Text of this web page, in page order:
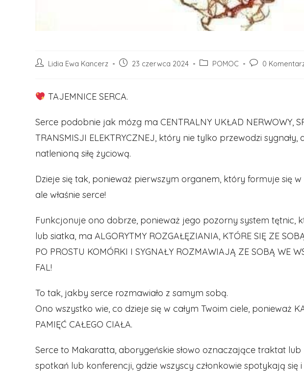
PostLidia Ewa Kancerz
Post23 czerwca 2024
PostPOMOC
Post0
TAJEMNICE SERCA.
Serce podobnie jak mózg ma CENTRALNY UKŁAD NERWOWY,
TRANSMISJI ELEKTRYCZNEJ, który nie tylko przewodzi
natlenioną siłę życiową.
Dzieje się tak, ponieważ pierwszym organem, który formuje się
ale właśnie serce!
Funkcjonuje ono dobrze, ponieważ jego pozorny system
lub siatka, ma ALGORYTMY ROZGAŁĘZIANIA, KTÓRE SIĘ ZE
PO PROSTU KOMÓRKI I SYGNAŁY ROZMAWIAJĄ ZE SOBĄ WE
FAL!
To tak, jakby serce rozmawiało z samym sobą.
Ono wszystko wie, co dzieje się w całym Twoim ciele, ponieważ
PAMIĘĆ CAŁEGO CIAŁA.
Serce to Makaratta, aborygeńskie słowo oznaczające traktat
spotkań lub konferencji, gdzie wszyscy członkowie spotykają się